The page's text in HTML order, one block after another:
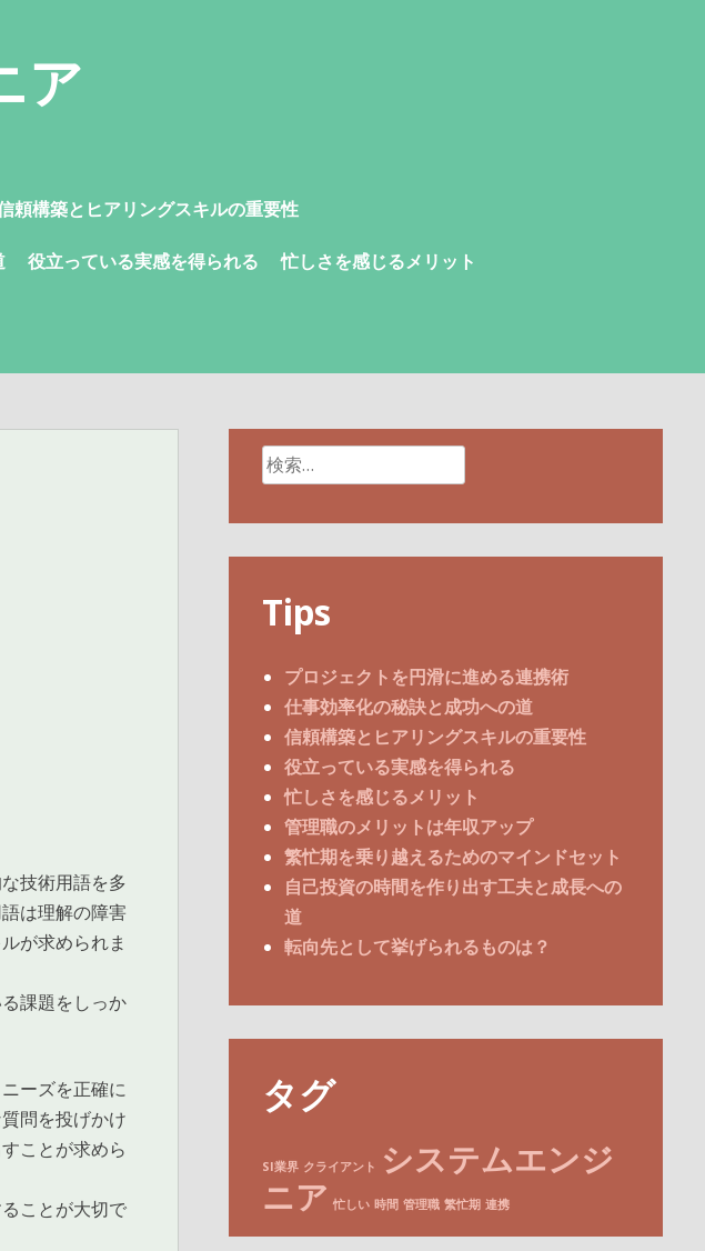
ア
頼構築とヒアリングスキルの重要性
役立っている実感を得られる 忙しさを感じるメリット
技術用語を多
は理解の障害
が求められま
課題をしっか
ーズを正確に
問を投げかけ
ことが求めら
ことが大切で
検
索:
Tips
プロジェクトを円滑に進める連携術
仕事効率化の秘訣と成功への道
信頼構築とヒアリングスキルの重要性
役立っている実感を得られる
忙しさを感じるメリット
管理職のメリットは年収アップ
繁忙期を乗り越えるためのマインドセット
自己投資の時間を作り出す工夫と成長への
道
転向先として挙げられるものは？
タグ
SI業界 クライアント
システムエンジ
ニア 忙しい 時間 管理職 繁忙期 連携